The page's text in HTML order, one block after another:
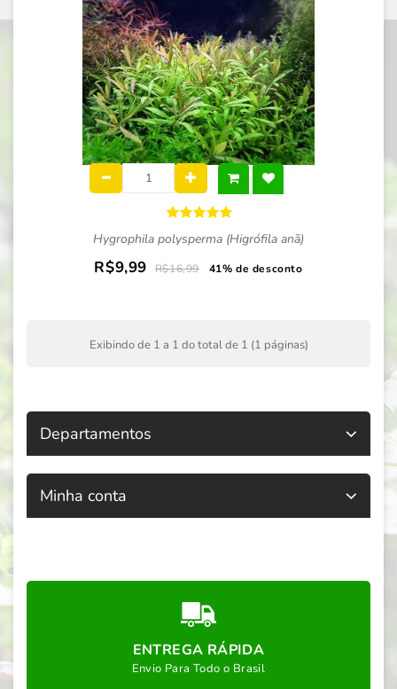
Hygrophila polysperma (Higrófila anã)
R$9,99 R$16,99 41% de desconto
Exibindo de 1 a 1 do total de 1 (1 páginas)
Departamentos
Minha conta
ENTREGA RÁPIDA
Envio Para Todo o Brasil